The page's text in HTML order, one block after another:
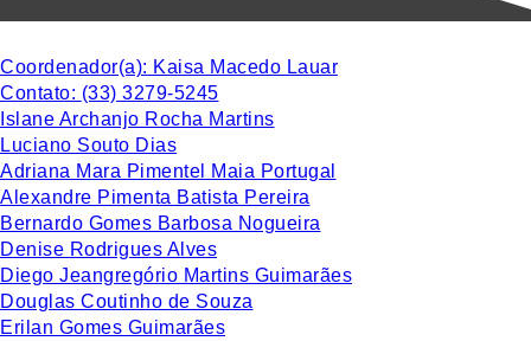
Coordenador(a): Kaisa Macedo Lauar
Contato: (33) 3279-5245
Islane Archanjo Rocha Martins
Luciano Souto Dias
Adriana Mara Pimentel Maia Portugal
Alexandre Pimenta Batista Pereira
Bernardo Gomes Barbosa Nogueira
Denise Rodrigues Alves
Diego Jeangregório Martins Guimarães
Douglas Coutinho de Souza
Erilan Gomes Guimarães